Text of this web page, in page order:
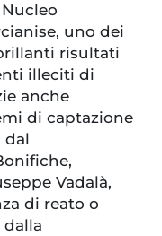
uno dei
risultati
illeciti di
anche
di captazione
dal
Vadalà,
di reato o